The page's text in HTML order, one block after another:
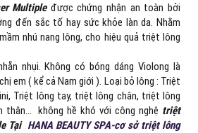
Multipleđược chứng nhận an toàn bởi
đến sắc tố hay sức khỏe làn da. Nhằm
nhú nang lông, cho hiệu quả triệt lông
nhụi. Không có bóng dáng Violong là
em ( kể cả Nam giới ). Loại bỏ lông : Triệt
Triệt lông tay, triệt lông chân, triệt lông
thân… không hề khó với công nghệ triệt
Tại HANA BEAUTY SPA-cơ sở triệt lông